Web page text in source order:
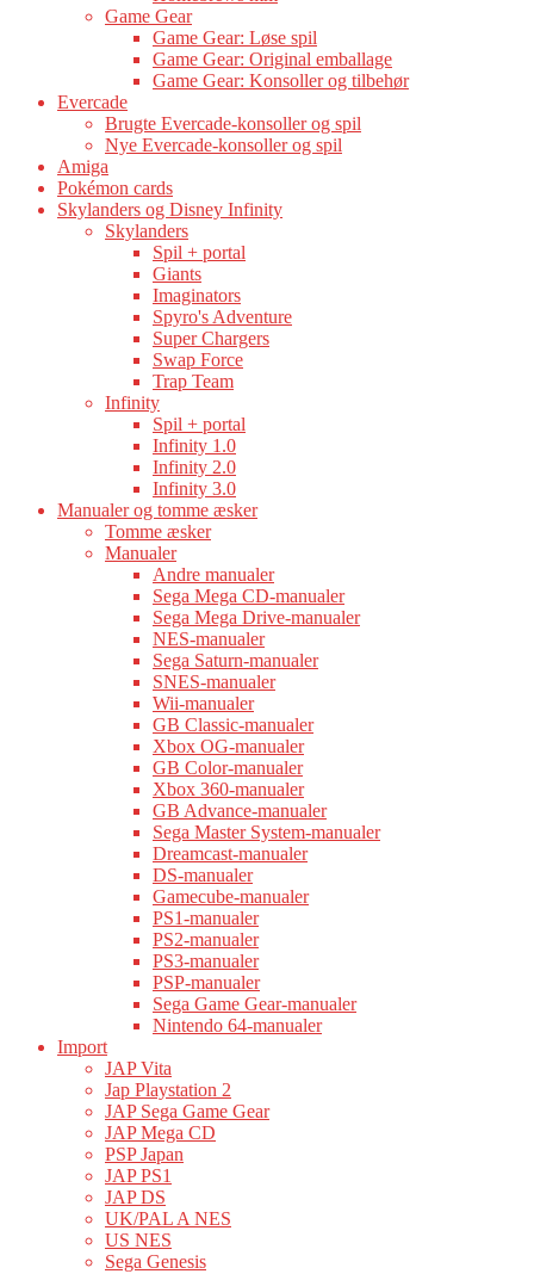
Game Gear
Game Gear: Løse spil
Game Gear: Original emballage
Game Gear: Konsoller og tilbehør
Evercade
Brugte Evercade-konsoller og spil
Nye Evercade-konsoller og spil
Amiga
Pokémon cards
Skylanders og Disney Infinity
Skylanders
Spil + portal
Giants
Imaginators
Spyro's Adventure
Super Chargers
Swap Force
Trap Team
Infinity
Spil + portal
Infinity 1.0
Infinity 2.0
Infinity 3.0
Manualer og tomme æsker
Tomme æsker
Manualer
Andre manualer
Sega Mega CD-manualer
Sega Mega Drive-manualer
NES-manualer
Sega Saturn-manualer
SNES-manualer
Wii-manualer
GB Classic-manualer
Xbox OG-manualer
GB Color-manualer
Xbox 360-manualer
GB Advance-manualer
Sega Master System-manualer
Dreamcast-manualer
DS-manualer
Gamecube-manualer
PS1-manualer
PS2-manualer
PS3-manualer
PSP-manualer
Sega Game Gear-manualer
Nintendo 64-manualer
Import
JAP Vita
Jap Playstation 2
JAP Sega Game Gear
JAP Mega CD
PSP Japan
JAP PS1
JAP DS
UK/PAL A NES
US NES
Sega Genesis